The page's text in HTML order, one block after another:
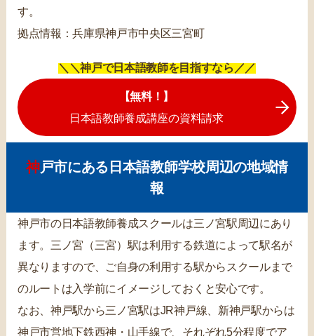
す。
拠点情報：兵庫県神戸市中央区三宮町
＼＼神戸で日本語教師を目指すなら／／
【無料！】
日本語教師養成講座の資料請求
神戸市にある日本語教師学校周辺の地域情
報
神戸市の日本語教師養成スクールは三ノ宮駅周辺にあり
ます。三ノ宮（三宮）駅は利用する鉄道によって駅名が
異なりますので、ご自身の利用する駅からスクールまで
のルートは入学前にイメージしておくと安心です。
なお、神戸駅から三ノ宮駅はJR神戸線、新神戸駅からは
神戸市営地下鉄西神・山手線で、それぞれ5分程度でア